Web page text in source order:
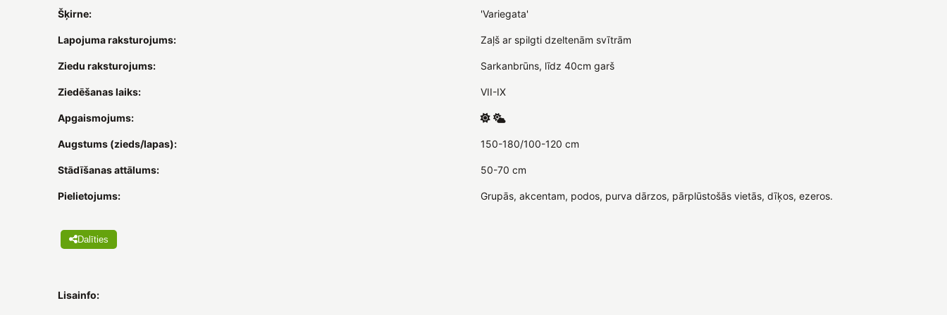
Šķirne: 'Variegata'
Lapojuma raksturojums: Zaļš ar spilgti dzeltenām svītrām
Ziedu raksturojums: Sarkanbrūns, līdz 40cm garš
Ziedēšanas laiks: VII-IX
Apgaismojums:
Augstums (zieds/lapas): 150-180/100-120 cm
Stādīšanas attālums: 50-70 cm
Pielietojums: Grupās, akcentam, podos, purva dārzos, pārplūstošās vietās, dīķos, ezeros.
Dalīties
Lisainfo: